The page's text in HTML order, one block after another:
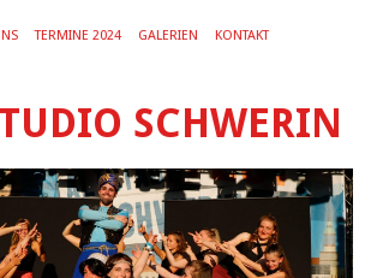
TERMINE 2024 GALERIEN KONTAKT
SCHWERIN